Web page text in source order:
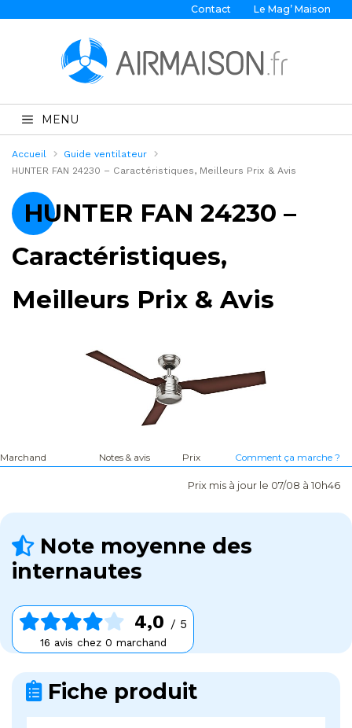
Contact Le Mag’ Maison
MENU
Accueil
Guide ventilateur
HUNTER FAN 24230 – Caractéristiques, Meilleurs Prix & Avis
HUNTER FAN 24230 –
Caractéristiques,
Meilleurs Prix & Avis
Marchand Notes & avis Prix Comment ça marche ?
Prix mis à jour le 07/08 à 10h46
Note moyenne des
internautes
4,0 / 5
16 avis chez 0 marchand
Fiche produit